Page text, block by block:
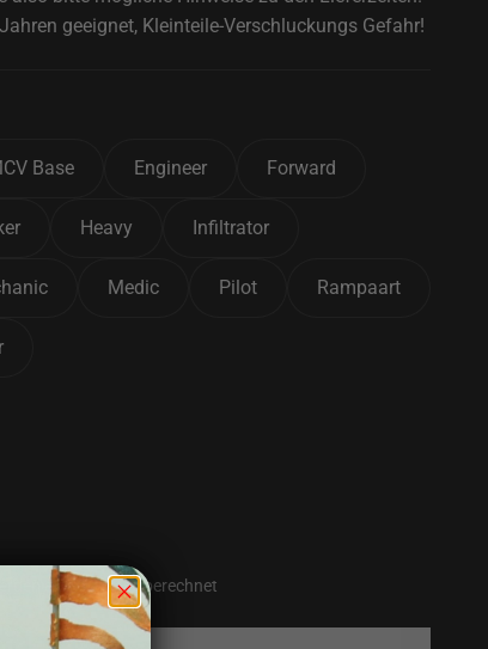
geeignet, Kleinteile-Verschluckungs Gefahr!
Base Engineer Forward
Heavy Infiltrator
Medic Pilot Rampaart
an der Kasse berechnet